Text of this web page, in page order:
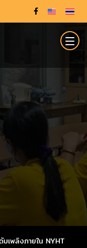
บเพลิงภายใน NYHT